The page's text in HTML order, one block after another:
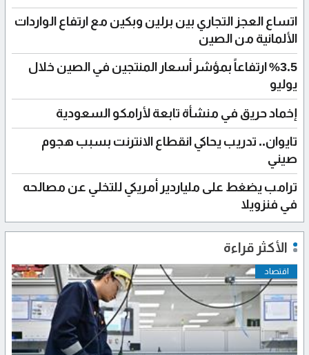
اتساع العجز التجاري بين برلين وبكين مع ارتفاع الواردات
الألمانية من الصين
%3.5 ارتفاعاً بمؤشر أسعار المنتجين في الصين خلال
يوليو
إخماد حريق في منشأة تابعة لأرامكو السعودية
تايوان.. تدريب يحاكي انقطاع الانترنت بسبب هجوم
صيني
ترامب يضغط على ملياردير أمريكي للتخلي عن مصالحه
في فنزويلا
الأكثر قراءة
اقتصاد